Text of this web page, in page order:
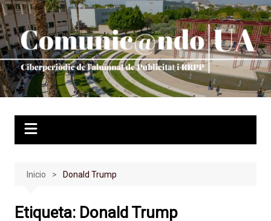
Saltar
al
contenido
Inicio Donald Trump
Etiqueta: Donald Trump